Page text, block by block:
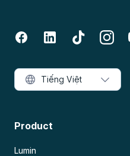
Product
Lumin
Tiếng Việt